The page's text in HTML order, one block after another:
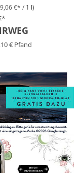
5 Sternen
€* / 1 l)
€ Pfand